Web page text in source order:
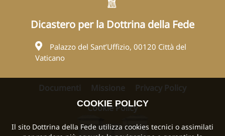
Dicastero per la Dottrina della Fede
Palazzo del Sant’Uffizio, 00120 Città del
Vaticano
Documenti Missione
Privacy Policy
Cookie Policy
COOKIE POLICY
Il sito Dottrina della Fede utilizza cookies tecnici o assimilati